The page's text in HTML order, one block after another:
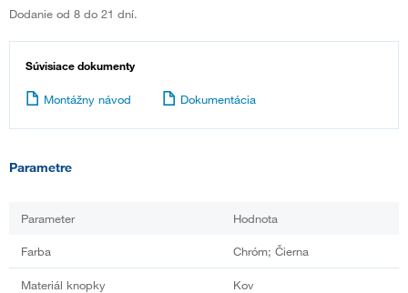
Dodanie od 8 do 21 dní.
Súvisiace dokumenty
Montážny návod Dokumentácia
Parametre
Parameter Hodnota
Farba Chróm; Čierna
Materiál knopky Kov